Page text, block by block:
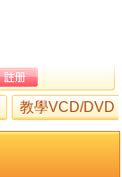
教學VCD/DVD